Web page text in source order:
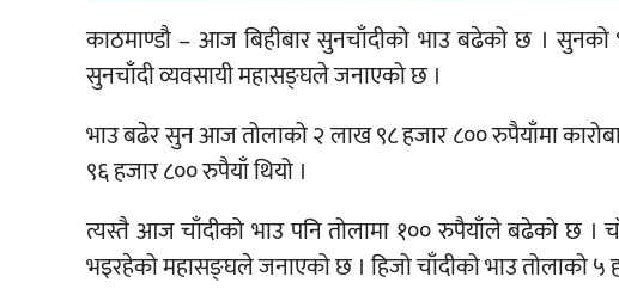
काठमाण्डौ – आज बिहीबार सुनचाँदीको भाउ बढेको छ ।
सुनचाँदी व्यवसायी महासङ्घले जनाएको छ ।
भाउ बढेर सुन आज तोलाको २ लाख ९८ हजार ८०० रुपैयाँमा
९६ हजार ८०० रुपैयाँ थियो ।
त्यस्तै आज चाँदीको भाउ पनि तोलामा १०० रुपैयाँले बढेको छ ।
भइरहेको महासङ्घले जनाएको छ । हिजो चाँदीको भाउ तोलाको ५